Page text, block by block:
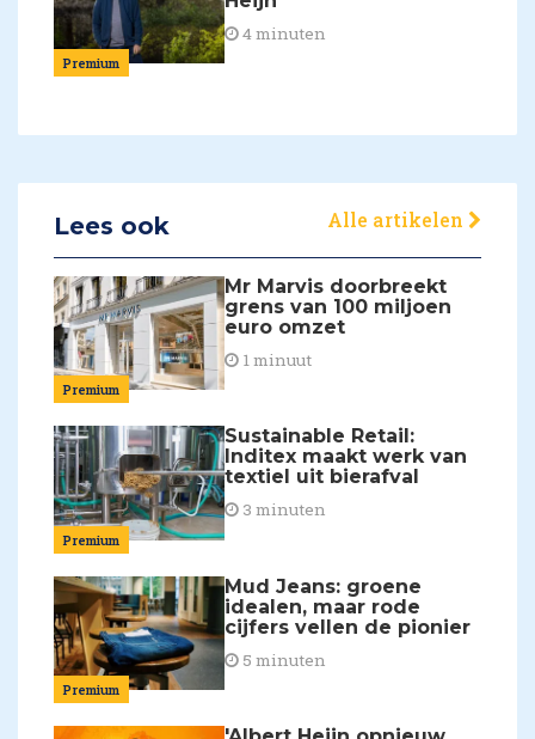
Premium
4 minuten
Lees ook Alle artikelen
Premium
Mr Marvis doorbreekt
grens van 100 miljoen
euro omzet
1 minuut
Premium
Sustainable Retail:
Inditex maakt werk van
textiel uit bierafval
3 minuten
Premium
Mud Jeans: groene
idealen, maar rode
cijfers vellen de pionier
5 minuten